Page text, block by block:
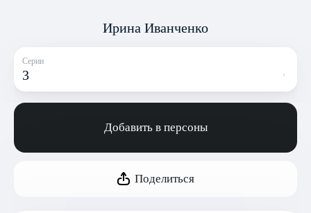
Ирина Иванченко
Серии
3
Добавить в персоны
Поделиться